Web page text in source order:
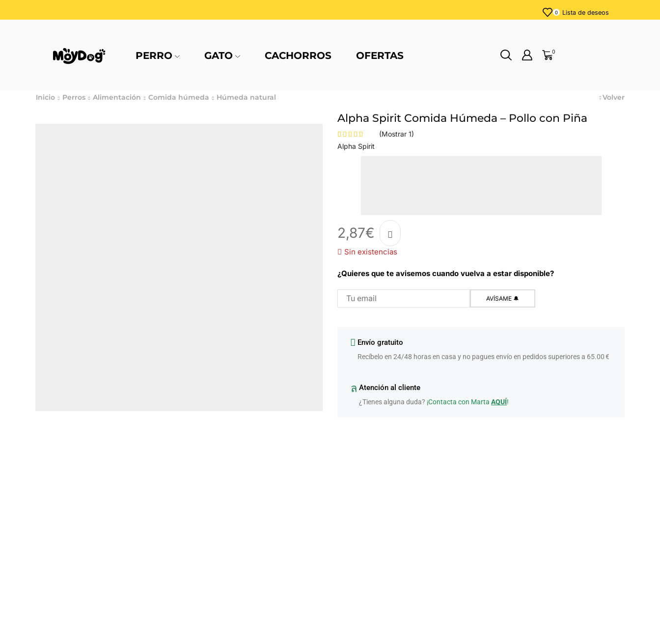
0 Lista de deseos
PERRO GATO CACHORROS OFERTAS 0
Inicio Perros Alimentación Comida húmeda Húmeda natural Volver
Alpha Spirit Comida Húmeda – Pollo con Piña
(Mostrar 1)
Alpha Spirit
2,87€
Sin existencias
¿Quieres que te avisemos cuando vuelva a estar disponible?
Envío gratuito
Recíbelo en 24/48 horas en casa y no pagues envío en pedidos superiores a 65.00 €
Atención al cliente
¿Tienes alguna duda? ¡Contacta con Marta AQUÍ!